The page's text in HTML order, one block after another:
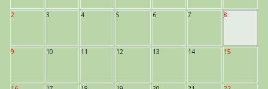
2 3 4 5 6 7 8
9 10 11 12 13 14 15